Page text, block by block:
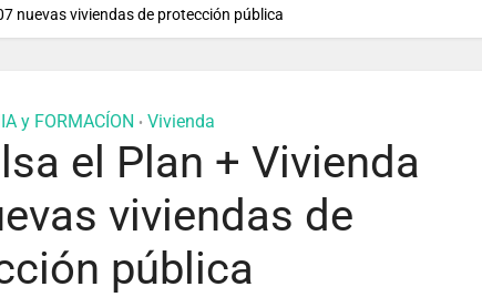
nuevas viviendas de protección pública
y FORMACÍON • Vivienda
el Plan + Vivienda
viviendas de
pública